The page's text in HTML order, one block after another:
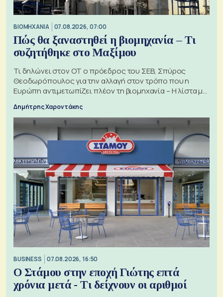
ΒΙΟΜΗΧΑΝΙΑ 07.08.2026, 07:00
Πώς θα ξαναστηθεί η βιομηχανία – Τι
συζητήθηκε στο Μαξίμου
Τι δηλώνει στον ΟΤ ο πρόεδρος του ΣΕΒ, Σπύρος
Θεοδωρόπουλος για την αλλαγή στον τρόπο που η
Ευρώπη αντιμετωπίζει πλέον τη βιομηχανία – Η λίστα με
Δημήτρης Χαροντάκης
BUSINESS 07.08.2026, 16:50
Ο Στάμου στην εποχή Γιώτης επτά
χρόνια μετά - Τι δείχνουν οι αριθμοί